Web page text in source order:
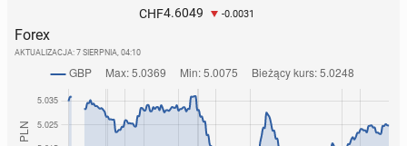
CHF4.6049 -0.0031
Forex
AKTUALIZACJA: 7 SIERPNIA, 04:10